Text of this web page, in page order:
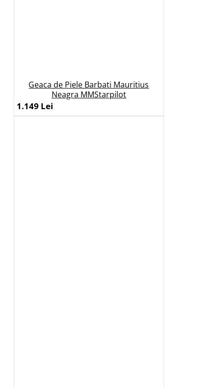
Geaca de Piele Barbati Mauritius
Neagra MMStarpilot
1.149 Lei